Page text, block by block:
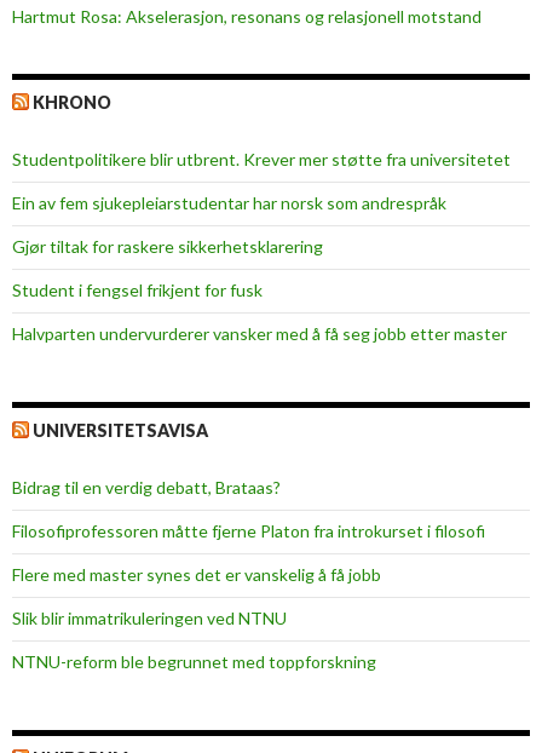
e
1
0
-
r
i
g
Hartmut Rosa: Akselerasjon, resonans og relasjonell motstand
KHRONO
Studentpolitikere blir utbrent. Krever mer støtte fra universitetet
Ein av fem sjukepleiar­studentar har norsk som andrespråk
Gjør tiltak for raskere sikkerhets­klarering
Student i fengsel frikjent for fusk
Halvparten undervurderer vansker med å få seg jobb etter master
UNIVERSITETSAVISA
Bidrag til en verdig debatt, Brataas?
Filosofiprofessoren måtte fjerne Platon fra introkurset i filosofi
Flere med master synes det er vanskelig å få jobb
Slik blir immatrikuleringen ved NTNU
NTNU-reform ble begrunnet med toppforskning